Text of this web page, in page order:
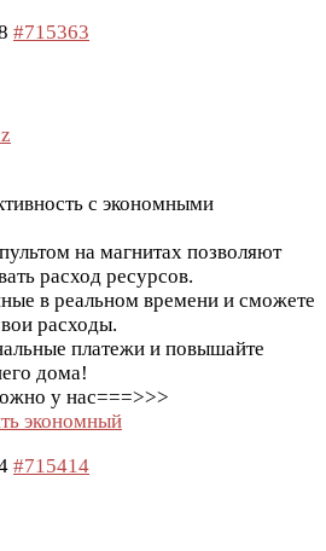
#715363
с экономными
на магнитах позволяют
расход ресурсов.
в реальном времени и сможете
расходы.
платежи и повышайте
дома!
у нас===>>>
экономный
#715414